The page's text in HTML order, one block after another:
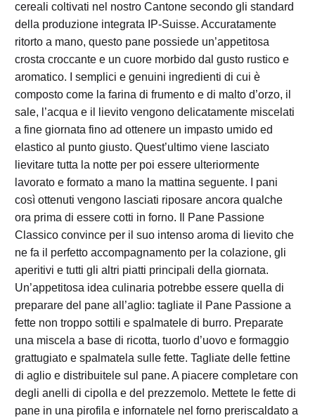
cereali coltivati nel nostro Cantone secondo gli standard
della produzione integrata IP-Suisse. Accuratamente
ritorto a mano, questo pane possiede un’appetitosa
crosta croccante e un cuore morbido dal gusto rustico e
aromatico. I semplici e genuini ingredienti di cui è
composto come la farina di frumento e di malto d’orzo, il
sale, l’acqua e il lievito vengono delicatamente miscelati
a fine giornata fino ad ottenere un impasto umido ed
elastico al punto giusto. Quest’ultimo viene lasciato
lievitare tutta la notte per poi essere ulteriormente
lavorato e formato a mano la mattina seguente. I pani
così ottenuti vengono lasciati riposare ancora qualche
ora prima di essere cotti in forno. Il Pane Passione
Classico convince per il suo intenso aroma di lievito che
ne fa il perfetto accompagnamento per la colazione, gli
aperitivi e tutti gli altri piatti principali della giornata.
Un’appetitosa idea culinaria potrebbe essere quella di
preparare del pane all’aglio: tagliate il Pane Passione a
fette non troppo sottili e spalmatele di burro. Preparate
una miscela a base di ricotta, tuorlo d’uovo e formaggio
grattugiato e spalmatela sulle fette. Tagliate delle fettine
di aglio e distribuitele sul pane. A piacere completare con
degli anelli di cipolla e del prezzemolo. Mettete le fette di
pane in una pirofila e infornatele nel forno preriscaldato a